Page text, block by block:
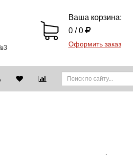
Ваша корзина:
0 / 0
Оформить заказ